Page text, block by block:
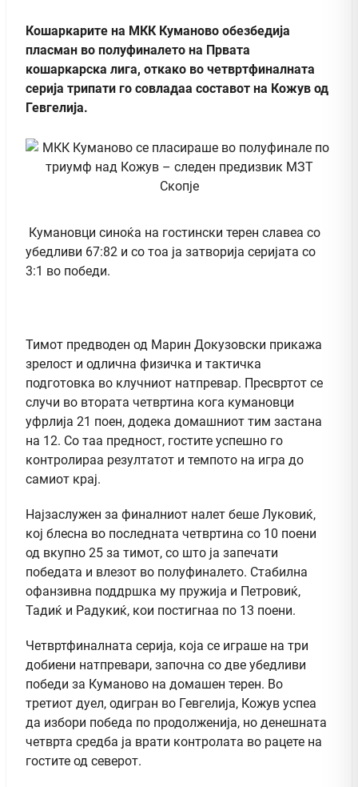
Кошаркарите на МКК Куманово обезбедија
пласман во полуфиналето на Првата
кошаркарска лига, откако во четвртфиналната
серија трипати го совладаа составот на Кожув од
Гевгелија.
Кумановци синоќа на гостински терен славеа со
убедливи 67:82 и со тоа ја затворија серијата со
3:1 во победи.
Тимот предводен од Марин Докузовски прикажа
зрелост и одлична физичка и тактичка
подготовка во клучниот натпревар. Пресвртот се
случи во втората четвртина кога кумановци
уфрлија 21 поен, додека домашниот тим застана
на 12. Со таа предност, гостите успешно го
контролираа резултатот и темпото на игра до
самиот крај.
Најзаслужен за финалниот налет беше Луковиќ,
кој блесна во последната четвртина со 10 поени
од вкупно 25 за тимот, со што ја запечати
победата и влезот во полуфиналето. Стабилна
офанзивна поддршка му пружија и Петровиќ,
Тадиќ и Радукиќ, кои постигнаа по 13 поени.
Четвртфиналната серија, која се играше на три
добиени натпревари, започна со две убедливи
победи за Куманово на домашен терен. Во
третиот дуел, одигран во Гевгелија, Кожув успеа
да избори победа по продолженија, но денешната
четврта средба ја врати контролата во рацете на
гостите од северот.